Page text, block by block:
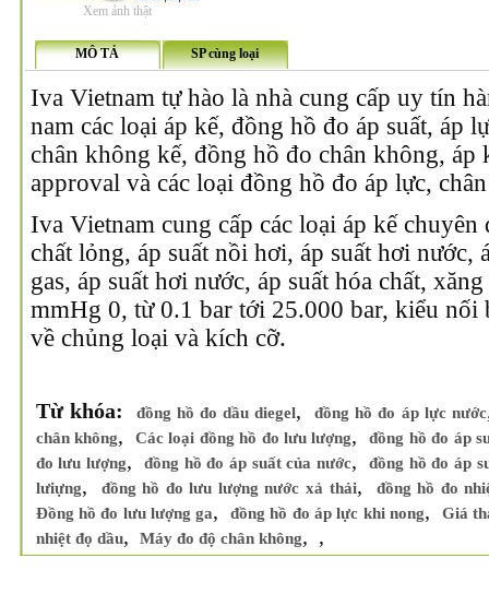
Xem ảnh thật
MÔ TẢ SP cùng loại
Iva Vietnam tự hào là nhà cung cấp uy tín
nam các loại áp kế, đồng hồ đo áp suất, áp
chân không kế, đồng hồ đo chân không, áp
approval và các loại đồng hồ đo áp lực,
Iva Vietnam cung cấp các loại áp kế
chất lỏng, áp suất nồi hơi, áp suất hơi nước,
gas, áp suất hơi nước, áp suất hóa chất,
mmHg 0, từ 0.1 bar tới 25.000 bar, kiểu nối
về chủng loại và kích cỡ.
Từ khóa: đồng hồ đo dầu diegel,đồng hồ đo áp lực nước
chân không, Các loại đồng hồ đo lưu lượng,đồng hồ đo áp
đo lưu lượng,đồng hồ đo áp suất của nước,đồng hồ đo áp
lưiựng, đồng hồ đo lưu lượng nước xả thải,
đồng hồ đo
Đồng hồ đo lưu lượng ga,đồng hồ đo áp lực khi nong,
Giá
nhiệt đọ dầu, Máy đo độ chân không, ,